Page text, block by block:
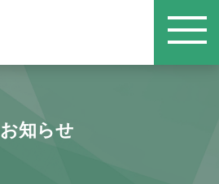
お知らせ